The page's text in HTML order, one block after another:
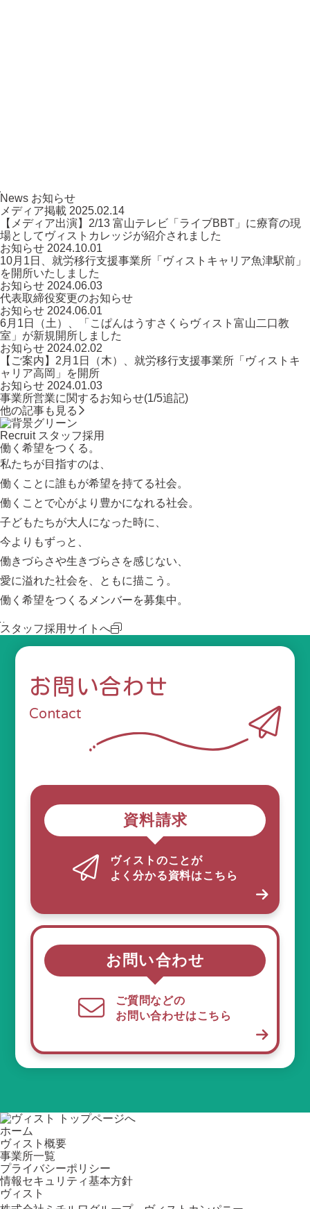
News お知らせ
メディア掲載 2025.02.14
【メディア出演】2/13 富山テレビ「ライブBBT」に療育の現
場としてヴィストカレッジが紹介されました
お知らせ 2024.10.01
10月1日、就労移行支援事業所「ヴィストキャリア魚津駅前」
を開所いたしました
お知らせ 2024.06.03
代表取締役変更のお知らせ
お知らせ 2024.06.01
6月1日（土）、「こぱんはうすさくらヴィスト富山二口教
室」が新規開所しました
お知らせ 2024.02.02
【ご案内】2月1日（木）、就労移行支援事業所「ヴィストキ
ャリア高岡」を開所
お知らせ 2024.01.03
事業所営業に関するお知らせ(1/5追記)
他の記事も見る
Recruit スタッフ採用
働く希望をつくる。
私たちが目指すのは、
働くことに誰もが希望を持てる社会。
働くことで心がより豊かになれる社会。
子どもたちが大人になった時に、
今よりもずっと、
働きづらさや生きづらさを感じない、
愛に溢れた社会を、ともに描こう。
働く希望をつくるメンバーを募集中。
スタッフ採用サイトへ
お問い合わせ
Contact
資料請求
ヴィストのことが
よく分かる資料はこちら
お問い合わせ
ご質問などの
お問い合わせはこちら
ホーム
ヴィスト概要
事業所一覧
プライバシーポリシー
情報セキュリティ基本方針
ヴィスト